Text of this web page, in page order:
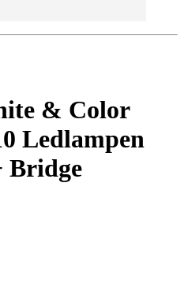
& Color
Ledlampen
Bridge